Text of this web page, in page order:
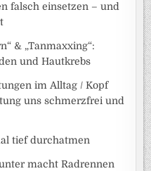
falsch einsetzen – und
& „Tanmaxxing“:
und Hautkrebs
im Alltag / Kopf
uns schmerzfrei und
tief durchatmen
macht Radrennen